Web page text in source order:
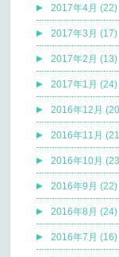
2017年4月 (22)
2017年3月 (17)
2017年2月 (13)
2017年1月 (24)
2016年12月
2016年11月
2016年10月
2016年9月 (22)
2016年8月 (24)
2016年7月 (16)